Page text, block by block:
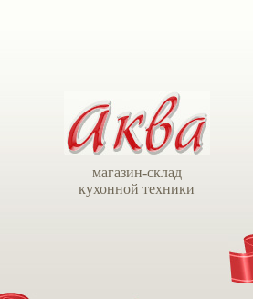
магазин-склад
кухонной техники